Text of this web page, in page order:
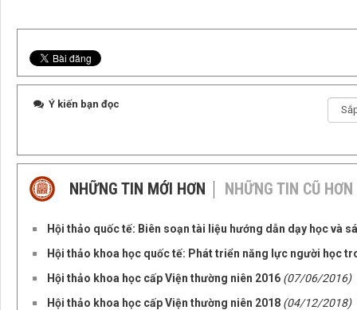
Ý kiến bạn đọc
NHỮNG TIN MỚI HƠN NHỮNG TIN CŨ HƠN
Hội thảo quốc tế: Biên soạn tài liệu hướng dẫn dạy học và
Hội thảo khoa học quốc tế: Phát triển năng lực người học
Hội thảo khoa học cấp Viện thường niên 2016 (07/06/2016)
Hội thảo khoa học cấp Viện thường niên 2018 (04/12/2018)